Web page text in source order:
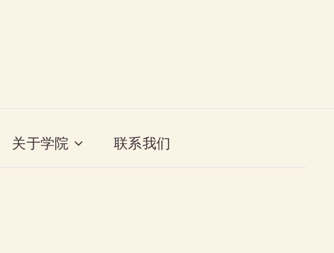
关于学院 联系我们